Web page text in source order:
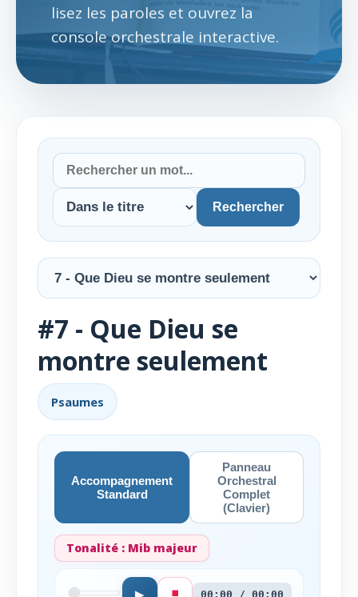
lisez les paroles et ouvrez la
console orchestrale interactive.
Rechercher
#7 - Que Dieu se
montre seulement
Psaumes
Accompagnement
Standard
Panneau
Orchestral
Complet
(Clavier)
Tonalité : Mib majeur
▶ ⏹️ 00:00 / 00:00